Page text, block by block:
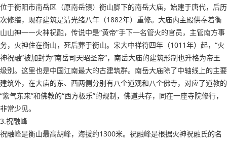
位于衡阳市南岳区（原南岳镇）衡山脚下的南岳大庙，始建于唐代，后历
次修缮，现存建筑是清光绪八年（1882年）重修。大庙内主殿供奉着衡
山山神——火神祝融，传说中是“黄帝”手下一名管火的官员，主管南方事
务，火神住在衡山，死后葬于衡山。宋大中祥符四年（1011年）起，“火
神祝融”被加封为“南岳司天昭圣帝”，南岳大庙的建筑形制也升格为帝王
级别。这里也是中国江南最大的古建筑群。南岳大庙除了中轴线上的主要
建筑外，在大庙的东、西两侧分别有八个道观和八个佛寺，对应了道教的
“紫气东来”和佛教的“西方极乐”的规制，佛道共存，同在一座寺院修行，
非常少见。
3.祝融峰
祝融峰是衡山最高胡峰，海拔约1300米。祝融峰是根据火神祝融氏的名